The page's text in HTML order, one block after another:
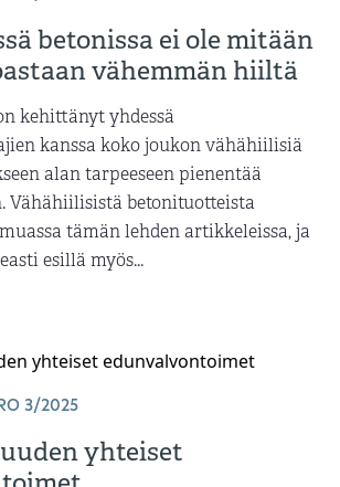
betonissa ei ole mitään
vähemmän hiiltä
kehittänyt yhdessä
kanssa koko joukon vähähiilisiä
alan tarpeeseen pienentää
Vähähiilisistä betonituotteista
tämän lehden artikkeleissa, ja
esillä myös...
3/2025
yhteiset